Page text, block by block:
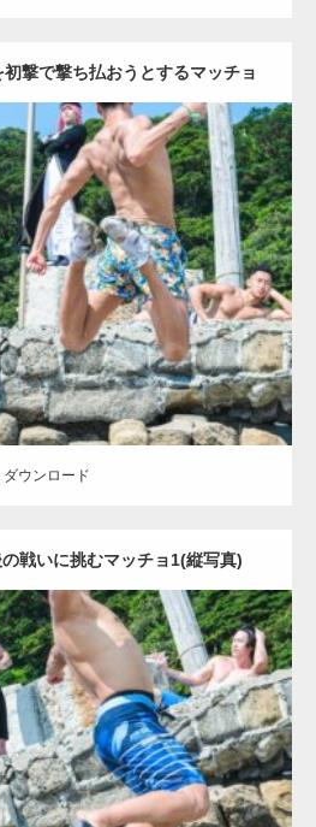
撃で撃ち払おうとするマッチョ
(縦写真)
2023.09.6
inori 外資系筋肉 AKIHITO(細マッチョ)
背中 闘うマッチョ
ダウンロード
戦いに挑むマッチョ1(縦写真)
2021.07.7
SOSUKE 外資系筋肉 AKIHITO(細マッ
) 闘うマッチョ